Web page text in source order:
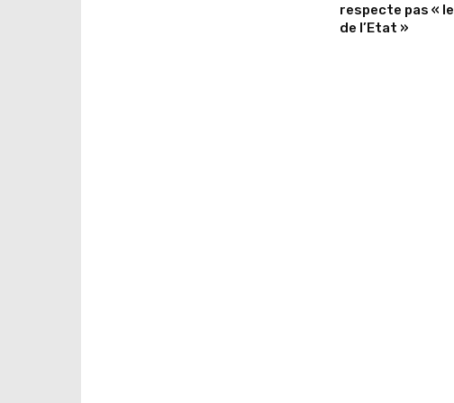
respecte pas «
de l’Etat »